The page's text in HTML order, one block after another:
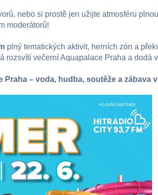
nebo si prostě jen užijte atmosféru
moderátorů!
plný tematických aktivit, herních zón a
rozsvítí večerní Aquapalace Praha a dodá
– voda, hudba, soutěže a zábava